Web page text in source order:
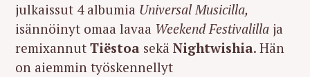
julkaissut 4 albumia Universal Musicilla,
isännöinyt omaa lavaa Weekend Festivalilla ja
remixannut Tiëstoa sekä Nightwishia. Hän
on aiemmin työskennellyt